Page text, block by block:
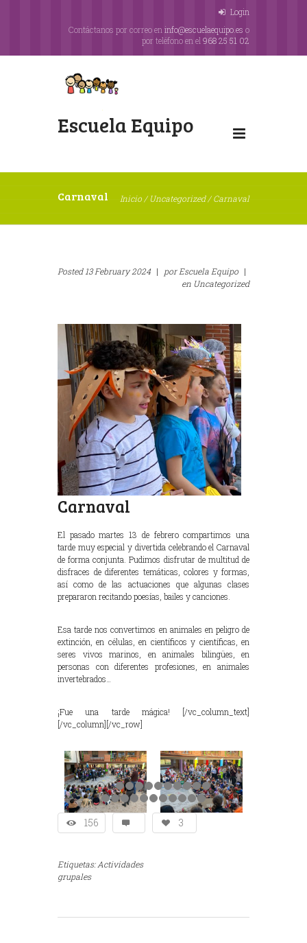
Login
Contáctanos por correo en info@escuelaequipo.es o
por teléfono en el 968 25 51 02
Escuela Equipo
Inicio/ Uncategorized/Carnaval
Carnaval
Posted13 February 2024 | porEscuela Equipo |
en Uncategorized
Carnaval
El pasado martes 13 de febrero compartimos una
tarde muy especial y divertida celebrando el Carnaval
de forma conjunta. Pudimos disfrutar de multitud de
disfraces de diferentes temáticas, colores y formas,
así como de las actuaciones que algunas clases
prepararon recitando poesías, bailes y canciones.
Esa tarde nos convertimos en animales en peligro de
extinción, en células, en científicos y científicas, en
seres vivos marinos, en animales bilingües, en
personas con diferentes profesiones, en animales
invertebrados…
¡Fue una tarde mágica! [/vc_column_text]
[/vc_column][/vc_row]
156 3
Etiquetas:Actividades
grupales